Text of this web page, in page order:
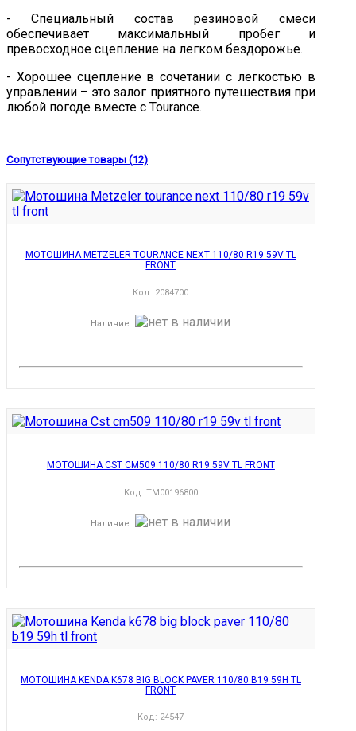
- Специальный состав резиновой смеси
обеспечивает максимальный пробег и
превосходное сцепление на легком бездорожье.
- Хорошее сцепление в сочетании с легкостью в
управлении – это залог приятного путешествия при
любой погоде вместе с Tourance.
Сопутствующие товары (12)
МОТОШИНА METZELER TOURANCE NEXT 110/80 R19 59V TL
FRONT
Код: 2084700
Наличие:
МОТОШИНА CST CM509 110/80 R19 59V TL FRONT
Код: TM00196800
Наличие:
МОТОШИНА KENDA K678 BIG BLOCK PAVER 110/80 B19 59H TL
FRONT
Код: 24547